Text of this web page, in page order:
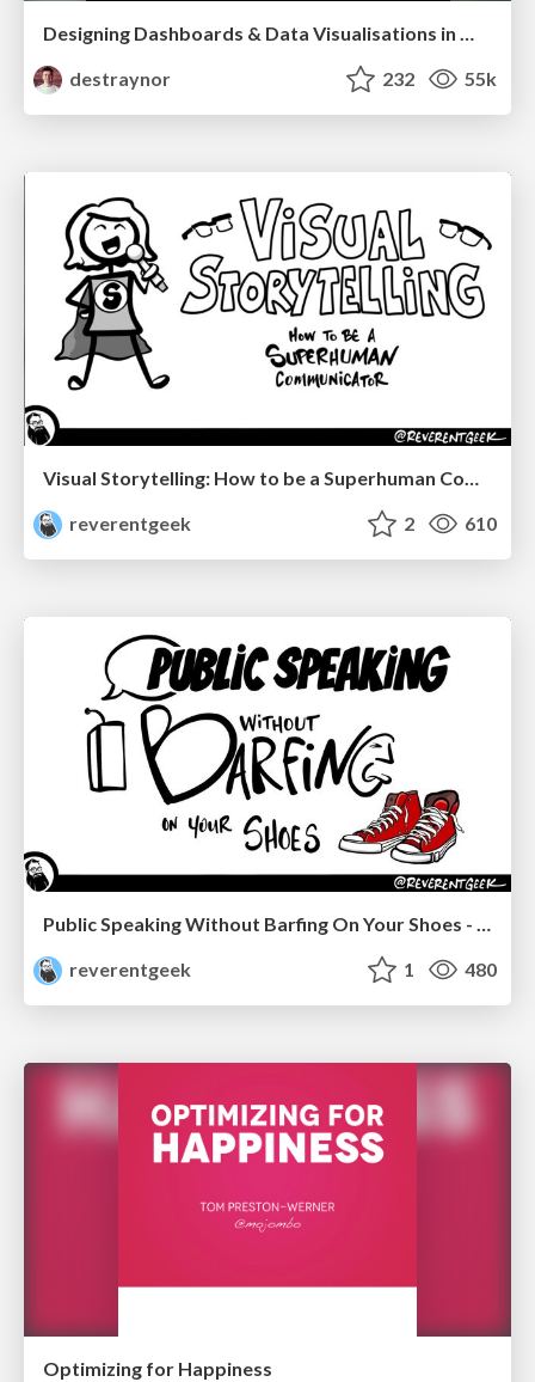
Designing Dashboards & Data Visualisations in Web Apps
destraynor
232 55k
Visual Storytelling: How to be a Superhuman Communicator
reverentgeek
2 610
Public Speaking Without Barfing On Your Shoes - THAT 2023
reverentgeek
1 480
Optimizing for Happiness